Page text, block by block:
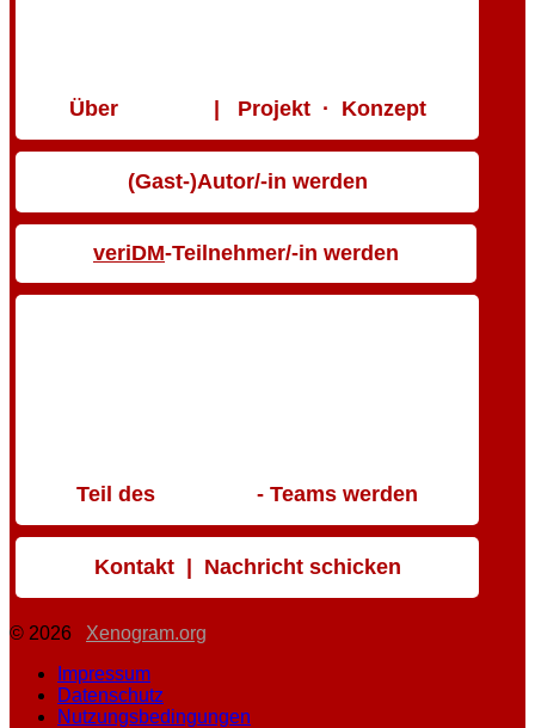
Über | Projekt · Konzept
(Gast-)Autor/-in werden
veriDM-Teilnehmer/-in werden
Teil des - Teams werden
Kontakt | Nachricht schicken
© 2026
Xenogram.org
Impressum
Datenschutz
Nutzungsbedingungen